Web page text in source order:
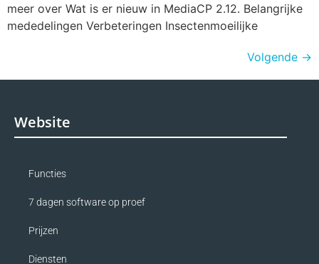
meer over Wat is er nieuw in MediaCP 2.12. Belangrijke
mededelingen Verbeteringen Insectenmoeilijke
Volgende →
Website
Functies
7 dagen software op proef
Prijzen
Diensten